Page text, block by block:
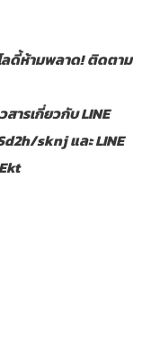
ดี้ห้ามพลาด! ติดตาม
สารเกี่ยวกับLINE
sknjและ LINE